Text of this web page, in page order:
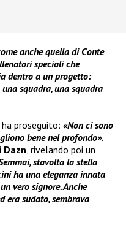
anche quella di Conte
speciali che
dentro a un progetto:
squadra, una squadra
ha proseguito: «Non ci sono
bene nel profondo».
Dazn , rivelando poi un
stavolta la stella
ha una eleganza innata
vero signore. Anche
era sudato, sembrava